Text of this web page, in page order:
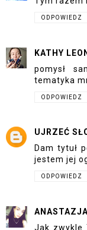
ODPOWIEDZ
KATHY
pomysł
tematyka
ODPOWIEDZ
UJRZEĆ
Dam tytuł
jestem jej
ODPOWIEDZ
Jak zwykle